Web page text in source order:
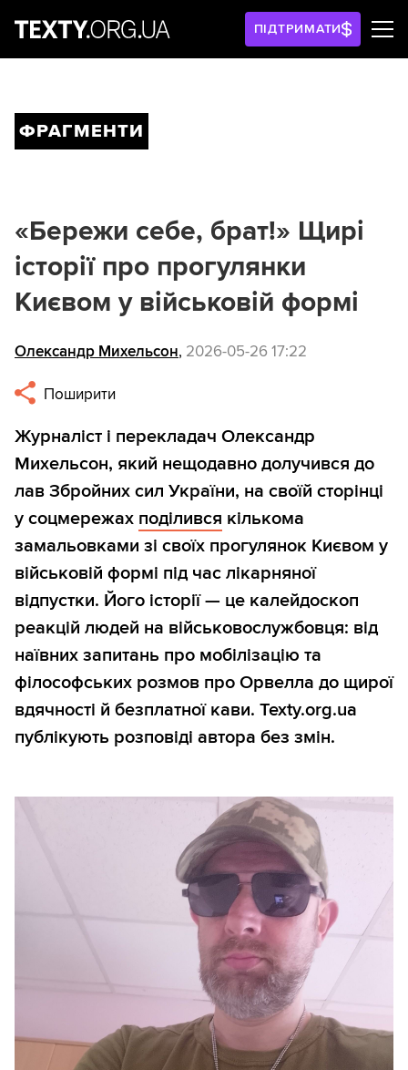
ПІДТРИМАТИ
ФРАГМЕНТИ
«Бережи себе, брат!» Щирі
історії про прогулянки
Києвом у військовій формі
Олександр Михельсон, 2026-05-26 17:22
Поширити
Журналіст і перекладач Олександр
Михельсон, який нещодавно долучився до
лав Збройних сил України, на своїй сторінці
у соцмережах поділився кількома
замальовками зі своїх прогулянок Києвом у
військовій формі під час лікарняної
відпустки. Його історії — це калейдоскоп
реакцій людей на військовослужбовця: від
наївних запитань про мобілізацію та
філософських розмов про Орвелла до щирої
вдячності й безплатної кави. Texty.org.ua
публікують розповіді автора без змін.